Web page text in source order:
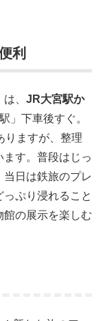
利
、 JR大宮駅か
」下車後すぐ。
りますが、整理
す。普段はじっ
当日は鉄旅のプレ
ぷり浸れること
館の展示を楽しむ